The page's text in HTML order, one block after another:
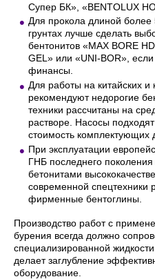
Супер БК», «BENTOLUX
Для прокола длиной
грунтах лучше сделать
бентонитов «MAX BORE
GEL» или «UNI-BOR»,
финансы.
Для работы на китайских и
рекомендуют недорогие
техники рассчитаны на
растворе. Насосы
стоимость комплектующих
При эксплуатации
ГНБ последнего
бетонитами
современной спецтехники
фирменные бентоглины.
Производство работ с
бурения всегда должно
специализированной
делает заглубление
оборудование.